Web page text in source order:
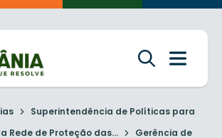
Superintendência de Políticas para
Rede de Proteção das...
Gerência de